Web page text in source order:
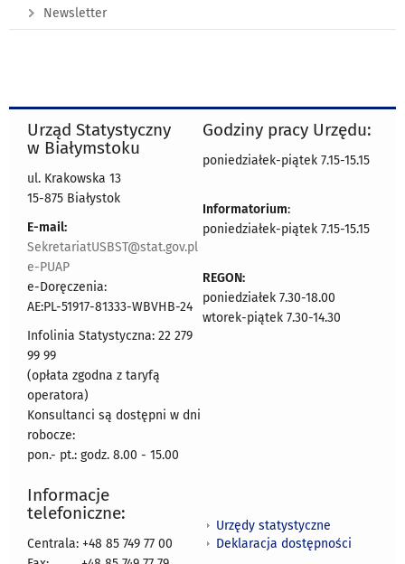
Newsletter
Urząd Statystyczny
w Białymstoku
ul. Krakowska 13
15-875 Białystok
E-mail:
SekretariatUSBST@stat.gov.pl
e-PUAP
e-Doręczenia:
AE:PL-51917-81333-WBVHB-24
Infolinia Statystyczna: 22 279
99 99
(opłata zgodna z taryfą
operatora)
Konsultanci są dostępni w dni
robocze:
pon.- pt.: godz. 8.00 - 15.00
Godziny pracy Urzędu:
poniedziałek-piątek 7.15-15.15
Informatorium:
poniedziałek-piątek 7.15-15.15
REGON:
poniedziałek 7.30-18.00
wtorek-piątek 7.30-14.30
Informacje
telefoniczne:
Centrala: +48 85 749 77 00
Urzędy statystyczne
Deklaracja dostępności